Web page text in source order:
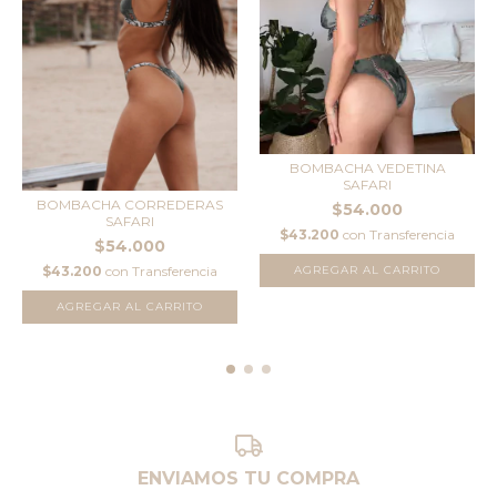
BOMBACHA CORREDERAS
SAFARI
$54.000
$43.200 con Transferencia
AGREGAR AL CARRITO
BOMBACHA VEDETINA
SAFARI
$54.000
$43.200 con Transferencia
AGREGAR AL CARRITO
ENVIAMOS TU COMPRA